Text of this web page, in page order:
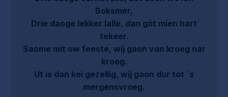
Boksmèr,
Drie daoge lekker lalle, dan gôt mien hart
tekeer.
Saome mit ow feeste, wij gaon van kroeg nar
kroeg.
Ut is dan kei gezellig, wij gaon dur tot `s
mergensvroeg.